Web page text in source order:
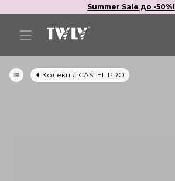
Summer Sale до -50%!
Колекція CASTEL PRO